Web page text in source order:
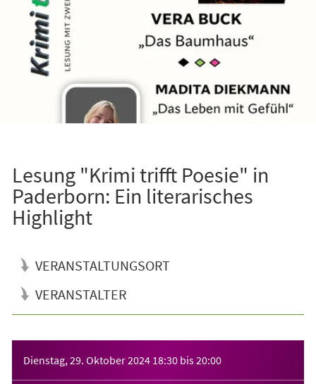
Lesung "Krimi trifft Poesie" in
Paderborn: Ein literarisches
Highlight
VERANSTALTUNGSORT
VERANSTALTER
Dienstag, 29. Oktober 2024 18:30 bis20:00